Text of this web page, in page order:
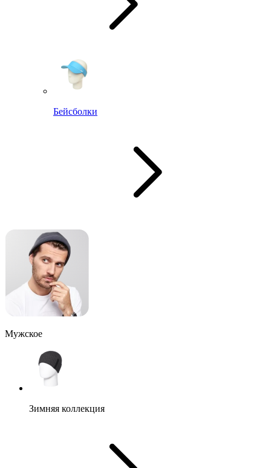
Бейсболки
Мужское
Зимняя коллекция